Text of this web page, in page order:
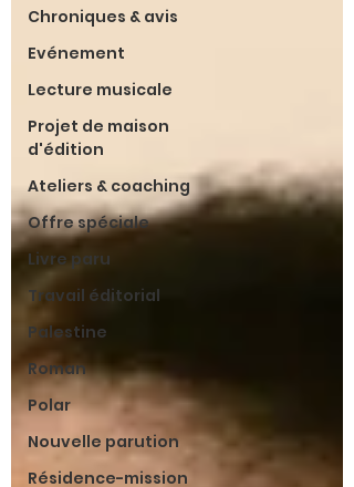
Chroniques & avis
Evénement
Lecture musicale
Projet de maison
d'édition
Ateliers & coaching
Offre spéciale
Livre paru
Travail éditorial
Palestine
Roman
Polar
Nouvelle parution
Résidence-mission